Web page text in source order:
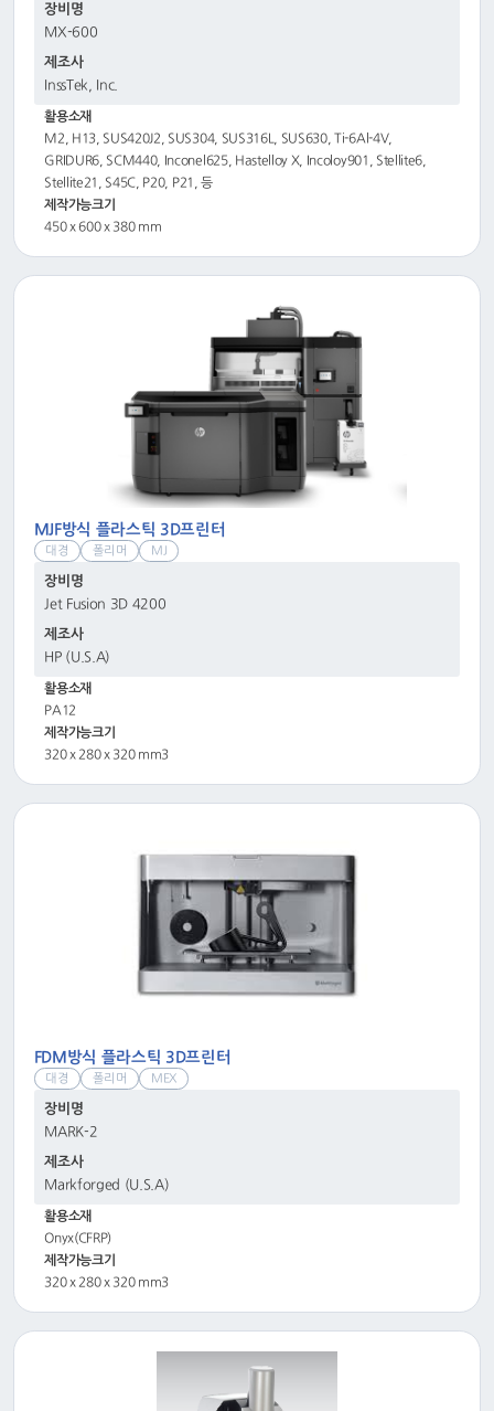
장비명
MX-600
제조사
InssTek, Inc.
활용소재
M2, H13, SUS420J2, SUS304, SUS316L, SUS630, Ti-6Al-4V,
GRIDUR6, SCM440, Inconel625, Hastelloy X, Incoloy901, Stellite6,
Stellite21, S45C, P20, P21, 등
제작가능크기
450 x 600 x 380 mm
MJF방식 플라스틱 3D프린터
대경 폴리머 MJ
장비명
Jet Fusion 3D 4200
제조사
HP (U.S.A)
활용소재
PA12
제작가능크기
320 x 280 x 320 mm3
FDM방식 플라스틱 3D프린터
대경 폴리머 MEX
장비명
MARK-2
제조사
Markforged (U.S.A)
활용소재
Onyx(CFRP)
제작가능크기
320 x 280 x 320 mm3